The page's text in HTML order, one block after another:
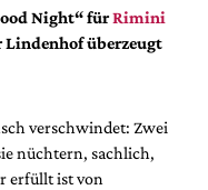
Night“ fürRimini
Lindenhof überzeugt
verschwindet: Zwei
nüchtern, sachlich,
erfüllt ist von